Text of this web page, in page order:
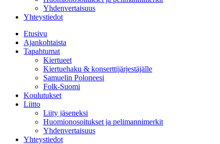
Yhdenvertaisuus
Yhteystiedot
Etusivu
Ajankohtaista
Tapahtumat
Kiertueet
Kiertuehaku & konserttijärjestäjälle
Samuelin Poloneesi
Folk-Suomi
Koulutukset
Liitto
Liity jäseneksi
Huomionosoitukset ja pelimannimerkit
Yhdenvertaisuus
Yhteystiedot